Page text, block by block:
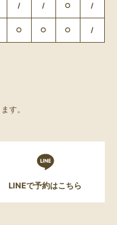
/ / ○ /
○ ○ ○ /
す。
LINEで予約はこちら